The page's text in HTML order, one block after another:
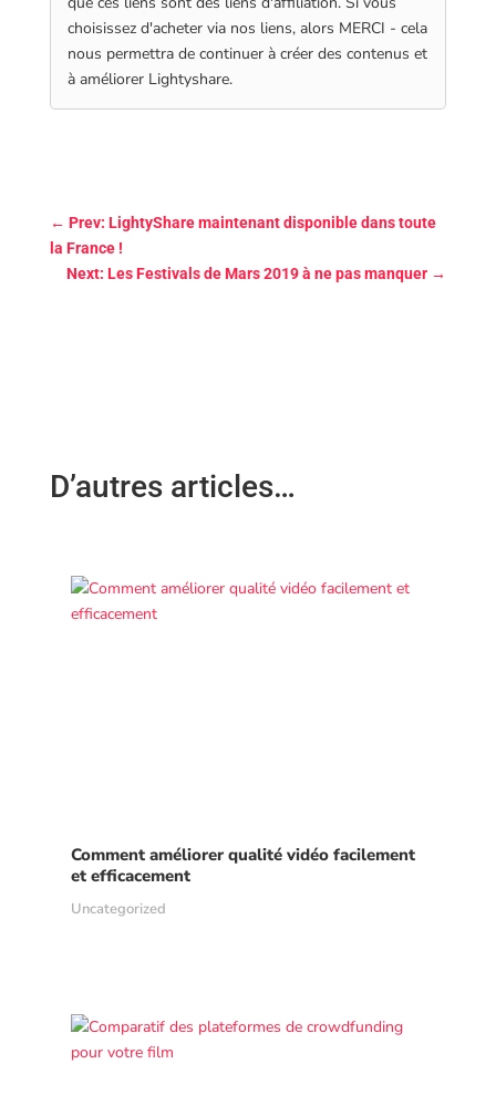
choisissez d'acheter via nos liens, alors MERCI - cela
nous permettra de continuer à créer des contenus et
à améliorer Lightyshare.
← Prev: LightyShare maintenant disponible dans toute
la France !
Next: Les Festivals de Mars 2019 à ne pas manquer →
D’autres articles…
Comment améliorer qualité vidéo facilement
et efficacement
Uncategorized